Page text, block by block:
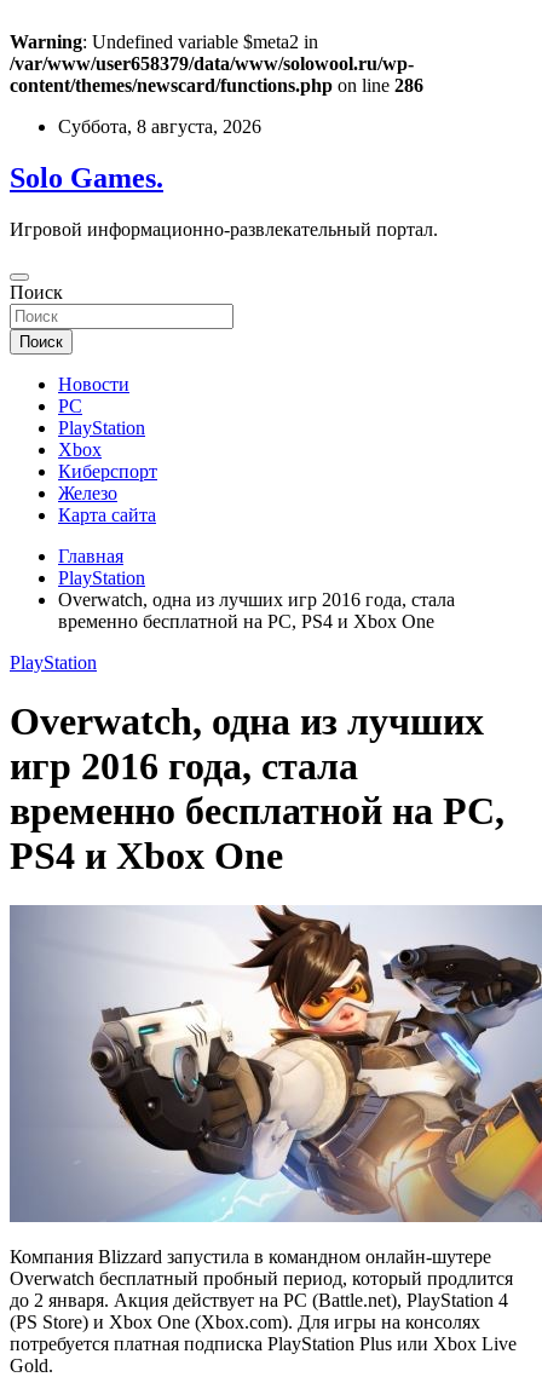
Warning: Undefined variable $meta2 in
/var/www/user658379/data/www/solowool.ru/wp-
content/themes/newscard/functions.php on line 286
Перейти
содержимому
Суббота, 8 августа, 2026
Solo Games.
Игровой информационно-развлекательный портал.
Поиск
Поиск
Новости
PC
PlayStation
Xbox
Киберспорт
Железо
Карта сайта
Главная
PlayStation
Overwatch, одна из лучших игр 2016 года, стала
временно бесплатной на PC, PS4 и Xbox One
PlayStation
Overwatch, одна из лучших
игр 2016 года, стала
временно бесплатной на PC,
PS4 и Xbox One
Компания Blizzard запустила в командном онлайн-шутере
Overwatch бесплатный пробный период, который продлится
до 2 января. Акция действует на PC (Battle.net), PlayStation 4
(PS Store) и Xbox One (Xbox.com). Для игры на консолях
потребуется платная подписка PlayStation Plus или Xbox Live
Gold.